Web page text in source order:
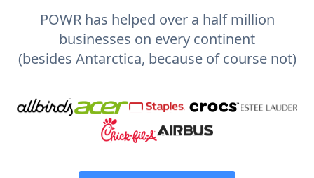
POWR has helped over a half million
businesses on every continent
(besides Antarctica, because of course not)